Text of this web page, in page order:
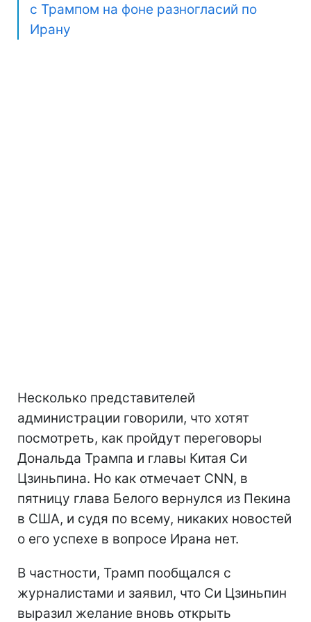
с Трампом на фоне разногласий по
Ирану
Несколько представителей
администрации говорили, что хотят
посмотреть, как пройдут переговоры
Дональда Трампа и главы Китая Си
Цзиньпина. Но как отмечает CNN, в
пятницу глава Белого вернулся из Пекина
в США, и судя по всему, никаких новостей
о его успехе в вопросе Ирана нет.
В частности, Трамп пообщался с
журналистами и заявил, что Си Цзиньпин
выразил желание вновь открыть